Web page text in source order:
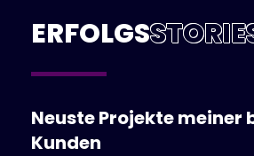
ERFOLGS
Neuste Projekte meiner
Kunden